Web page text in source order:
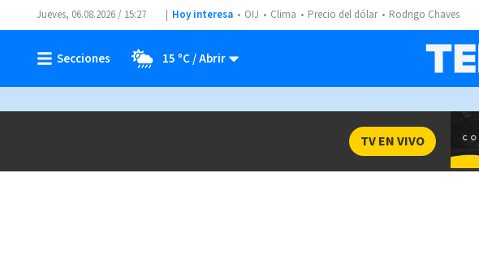
Jueves, 06.08.2026 / 15:27 Hoy interesa OIJ Clima Precio del dólar Rodrigo Chaves
15 ºC
TV EN VIVO